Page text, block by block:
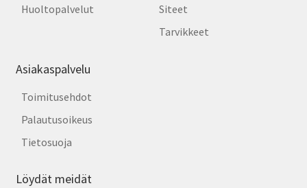
Huoltopalvelut
Siteet
Tarvikkeet
Asiakaspalvelu
Toimitusehdot
Palautusoikeus
Tietosuoja
Löydät meidät